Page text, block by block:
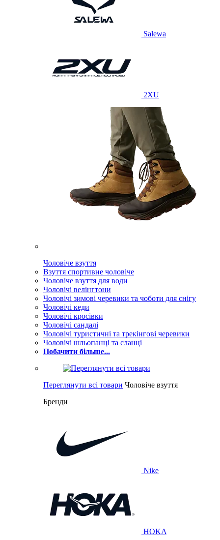
Salewa
2XU
Чоловіче взуття
Взуття спортивне чоловіче
Чоловіче взуття для води
Чоловічі велінгтони
Чоловічі зимові черевики та чоботи для снігу
Чоловічі кеди
Чоловічі кросівки
Чоловічі сандалі
Чоловічі туристичні та трекінгові черевики
Чоловічі шльопанці та сланці
Побачити більше...
Переглянути всі товари Чоловіче взуття
Бренди
Nike
HOKA